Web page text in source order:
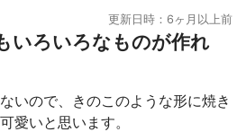
更新日時：6ヶ月以上前
いろいろなものが作れ
いので、きのこのような形に焼き
愛いと思います。